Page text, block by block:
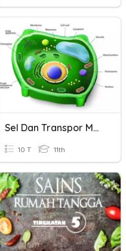
Sel Dan Transpor Membran
10 T 11th